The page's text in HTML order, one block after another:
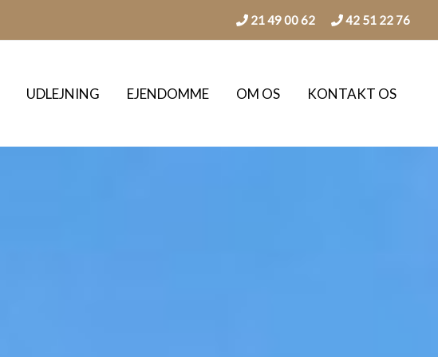
21 49 00 62 42 51 22 76
UDLEJNING EJENDOMME OM OS KONTAKT OS